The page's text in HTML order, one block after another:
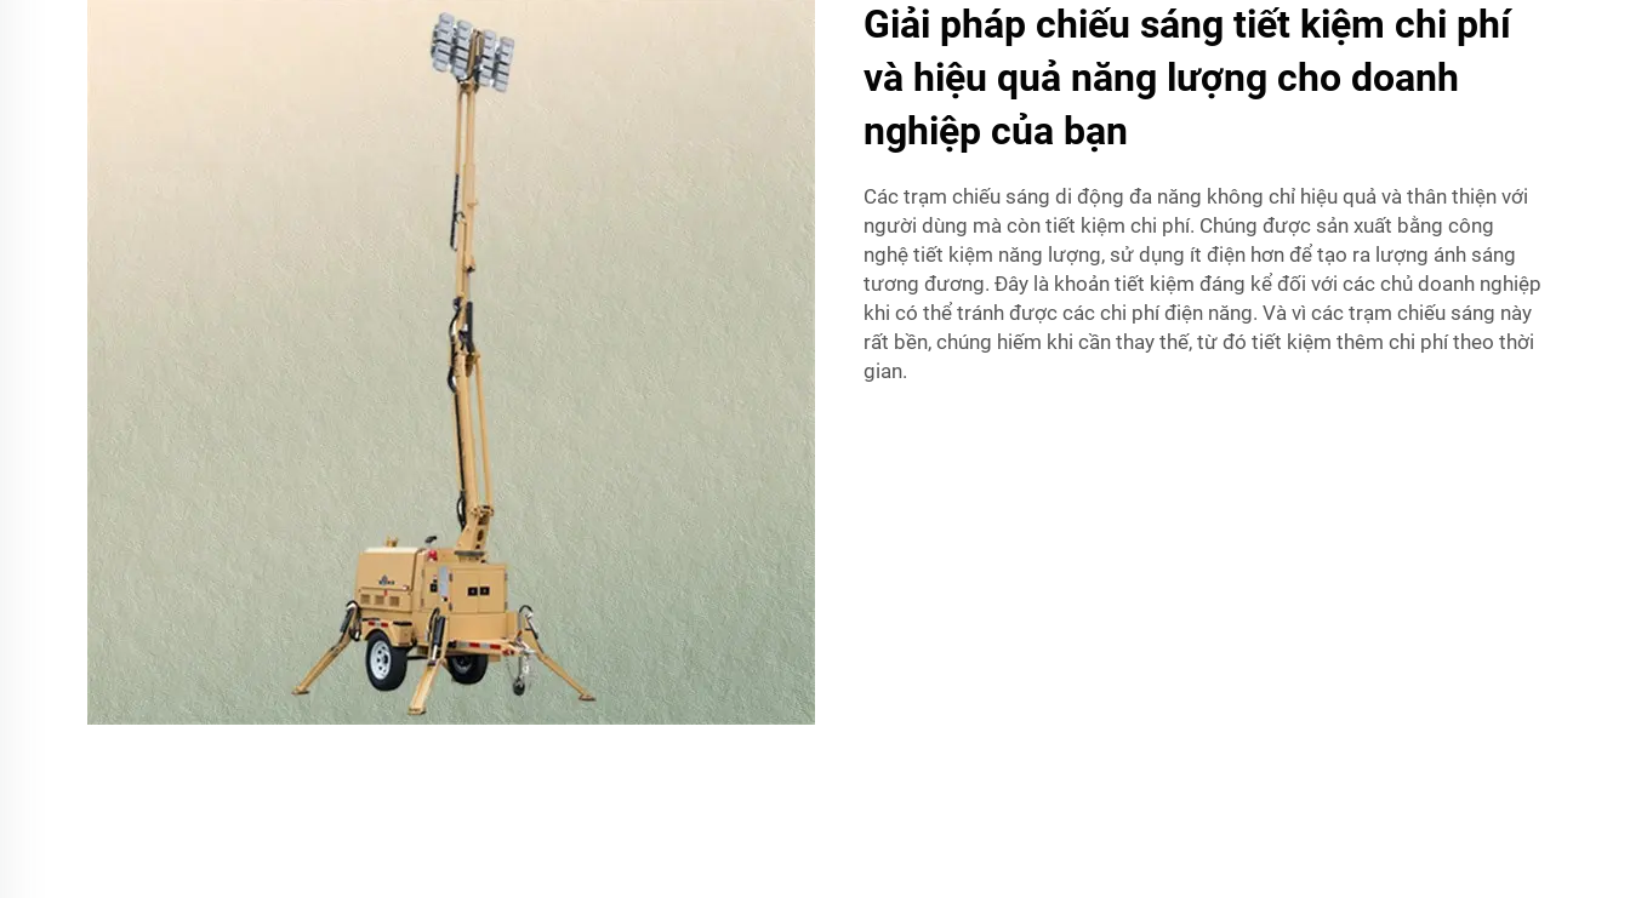
Giải pháp chiếu sáng tiết kiệm chi phí
và hiệu quả năng lượng cho doanh
nghiệp của bạn
Các trạm chiếu sáng di động đa năng không chỉ hiệu quả và thân thiện với
người dùng mà còn tiết kiệm chi phí. Chúng được sản xuất bằng công
nghệ tiết kiệm năng lượng, sử dụng ít điện hơn để tạo ra lượng ánh sáng
tương đương. Đây là khoản tiết kiệm đáng kể đối với các chủ doanh nghiệp
khi có thể tránh được các chi phí điện năng. Và vì các trạm chiếu sáng này
rất bền, chúng hiếm khi cần thay thế, từ đó tiết kiệm thêm chi phí theo thời
gian.